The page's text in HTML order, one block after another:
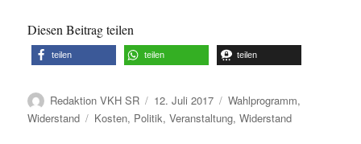
Diesen Beitrag teilen
teilen teilen teilen
Autor
Redaktion VKH SR
Veröffentlicht
am
12. Juli 2017 Kategorien
Wahlprogramm,
Widerstand
Schlagwörter
Kosten, Politik,Veranstaltung,Widerstand